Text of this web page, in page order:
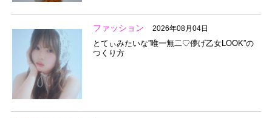
ファッション 2026年08月04日
とてぃみたいな”唯一無二♡儚げ乙女LOOK”の
つくり方